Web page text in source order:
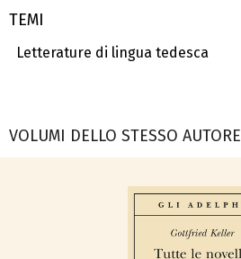
TEMI
Letterature di lingua tedesca
VOLUMI DELLO STESSO AUTORE